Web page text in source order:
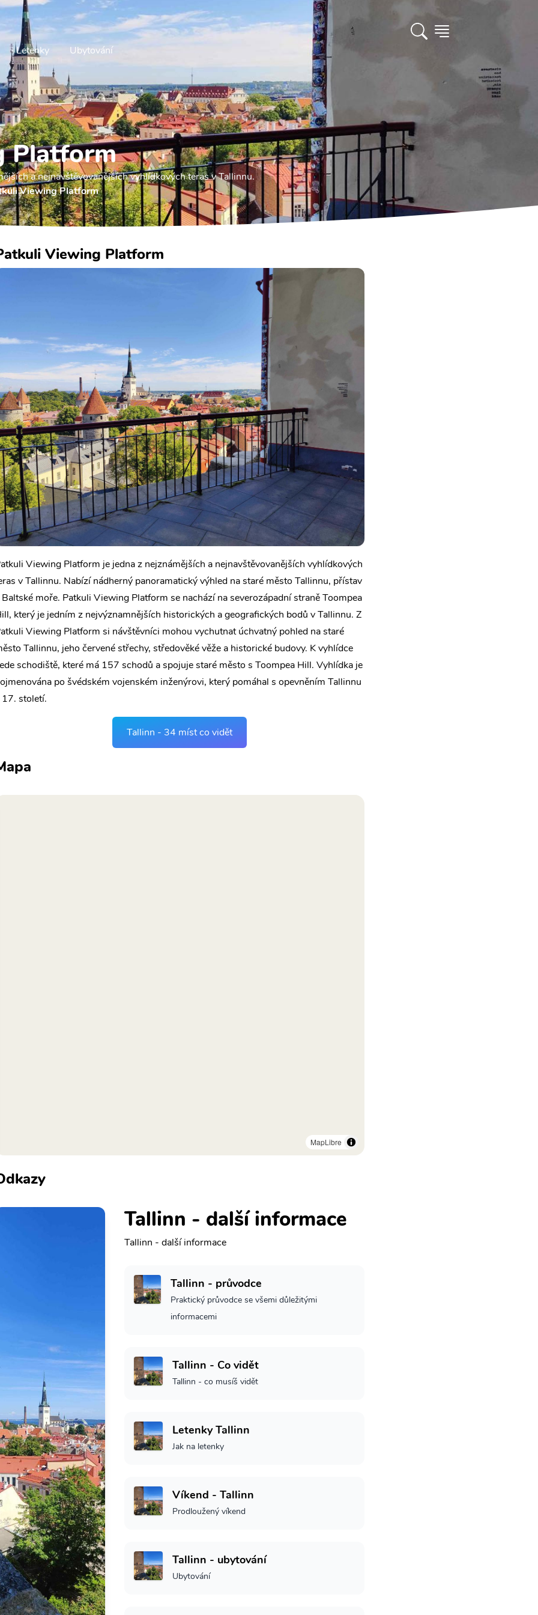
Letenky Ubytování
Platform
a nejnavštěvovanějších vyhlídkových teras v Tallinnu.
Viewing Platform
Viewing Platform
Viewing Platform je jedna z nejznámějších a nejnavštěvovanějších vyhlídkových
v Tallinnu. Nabízí nádherný panoramatický výhled na staré město Tallinnu, přístav
Baltské moře. Patkuli Viewing Platform se nachází na severozápadní straně Toompea
který je jedním z nejvýznamnějších historických a geografických bodů v Tallinnu. Z
Viewing Platform si návštěvníci mohou vychutnat úchvatný pohled na staré
Tallinnu, jeho červené střechy, středověké věže a historické budovy. K vyhlídce
schodiště, které má 157 schodů a spojuje staré město s Toompea Hill. Vyhlídka je
po švédském vojenském inženýrovi, který pomáhal s opevněním Tallinnu
století.
Tallinn - 34 míst co vidět
MapLibre
Tallinn - další informace
Tallinn - další informace
Tallinn - průvodce
Praktický průvodce se všemi důležitými
informacemi
Tallinn - Co vidět
Tallinn - co musíš vidět
Letenky Tallinn
Jak na letenky
Víkend - Tallinn
Prodloužený víkend
Tallinn - ubytování
Ubytování